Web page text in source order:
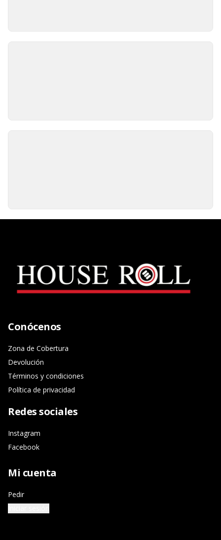
Conócenos
Zona de Cobertura
Devolución
Términos y condiciones
Política de privacidad
Redes sociales
Instagram
Facebook
Mi cuenta
Pedir